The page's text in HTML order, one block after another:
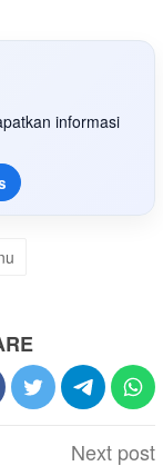
informasi
Next post